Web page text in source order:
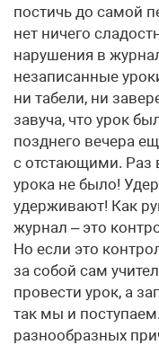
постичь до самой
нет ничего
нарушения в
незаписанные
ни табели, ни
завуча, что урок
позднего вечера
с отстающими. Раз
урока не было!
удерживают! Как
журнал – это
Но если это
за собой сам
провести урок, а
так мы и
разнообразных